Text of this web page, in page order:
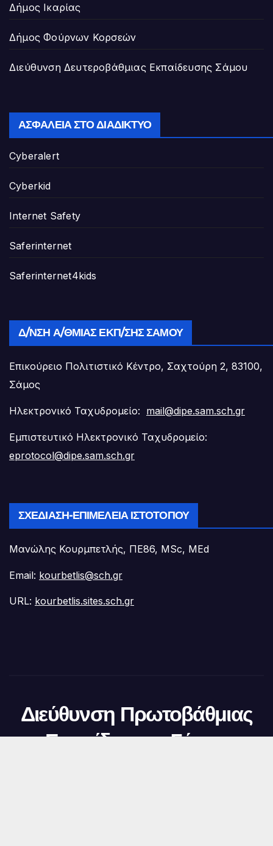
Δήμος Ικαρίας
Δήμος Φούρνων Κορσεών
Διεύθυνση Δευτεροβάθμιας Εκπαίδευσης Σάμου
ΑΣΦΆΛΕΙΑ ΣΤΟ ΔΙΑΔΊΚΤΥΟ
Cyberalert
Cyberkid
Internet Safety
Saferinternet
Saferinternet4kids
Δ/ΝΣΗ Α/ΘΜΙΑΣ ΕΚΠ/ΣΗΣ ΣΆΜΟΥ
Επικούρειο Πολιτιστικό Κέντρο, Σαχτούρη 2, 83100,
Σάμος
Ηλεκτρονικό Ταχυδρομείο: mail@dipe.sam.sch.gr
Εμπιστευτικό Ηλεκτρονικό Ταχυδρομείο:
eprotocol@dipe.sam.sch.gr
ΣΧΕΔΊΑΣΗ-ΕΠΙΜΈΛΕΙΑ ΙΣΤΟΤΌΠΟΥ
Μανώλης Κουρμπετλής, ΠΕ86, MSc, MEd
Email: kourbetlis@sch.gr
URL: kourbetlis.sites.sch.gr
Διεύθυνση Πρωτοβάθμιας
Εκπαίδευσης Σάμου